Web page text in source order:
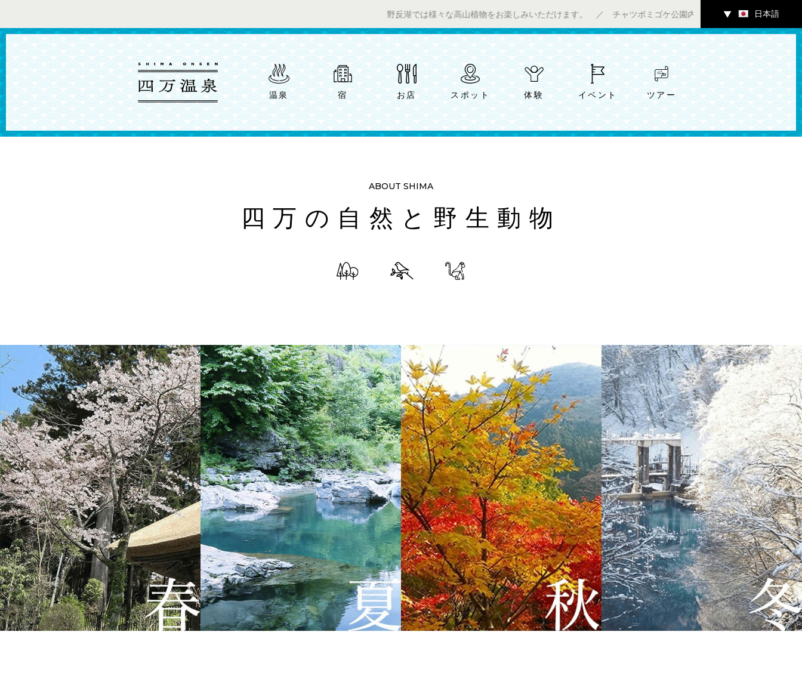
野反湖では様々な高山植物をお楽しみいただけます。 ／ チャツボミゴケ公園内ギャラリーにて7/4（土）～アート企画展「
▼ 日本語
温泉 宿 お店 スポット 体験 イベント ツアー
ABOUT SHIMA
四万の自然と野生動物